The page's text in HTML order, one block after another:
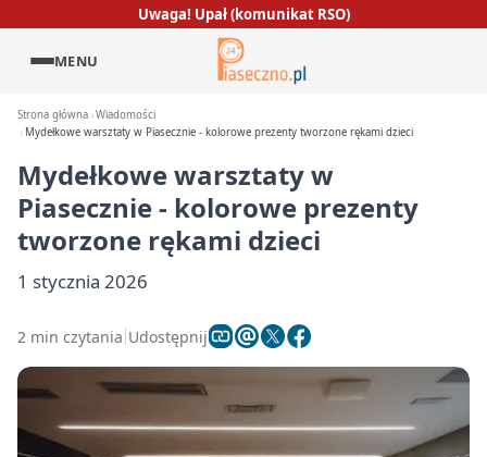
Uwaga! Upał (komunikat RSO)
MENU
Strona główna Wiadomości
Mydełkowe warsztaty w Piasecznie - kolorowe prezenty tworzone rękami dzieci
Mydełkowe warsztaty w
Piasecznie - kolorowe prezenty
tworzone rękami dzieci
1 stycznia 2026
2 min czytania Udostępnij